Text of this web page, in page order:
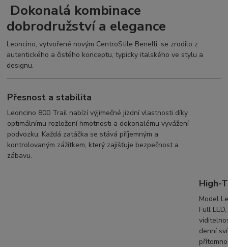
Dokonalá kombinace
dobrodružství a elegance
Leoncino, vytvořené novým CentroStile Benelli, se zrodilo z
autentického a čistého konceptu, typicky italského ve stylu a
designu.
Přesnost a stabilita
Leoncino 800 Trail nabízí výjimečné jízdní vlastnosti díky
optimálnímu rozložení hmotnosti a dokonalému vyvážení
podvozku. Každá zatáčka se stává příjemným a
kontrolovaným zážitkem, který zajišťuje bezpečnost a
zábavu.
High-
Model
Full
denní